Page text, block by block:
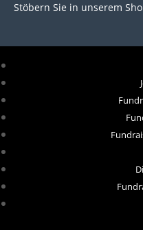
Stöbern Sie in unserem